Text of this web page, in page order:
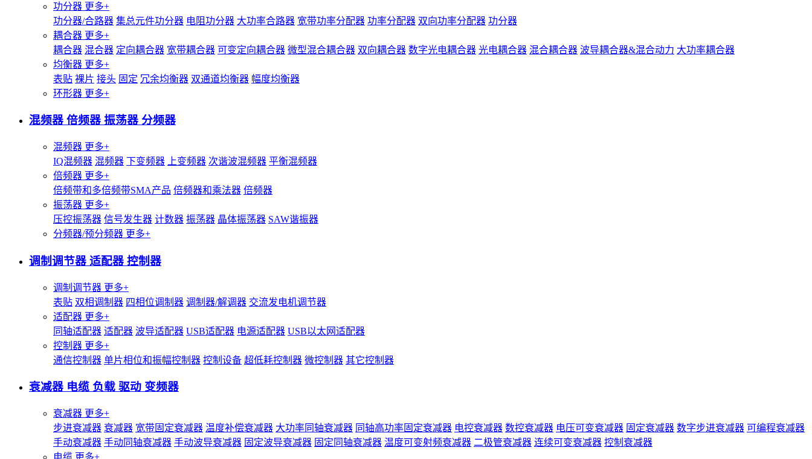
功分器 更多+
功分器/合路器 集总元件功分器 电阻功分器 大功率合路器 宽带功率分配器 功率分配器 双向功率分配器 功分器
耦合器 更多+
耦合器 混合器 定向耦合器 宽带耦合器 可变定向耦合器 微型混合耦合器 双向耦合器 数字光电耦合器 光电耦合器 混合耦合器 波导耦合器&混合动力 大功率耦合器
均衡器 更多+
表贴 裸片 接头 固定 冗余均衡器 双通道均衡器 幅度均衡器
环形器 更多+
混频器 倍频器 振荡器 分频器
混频器 更多+
IQ混频器 混频器 下变频器 上变频器 次谐波混频器 平衡混频器
倍频器 更多+
倍频带和多倍频带SMA产品 倍频器和乘法器 倍频器
振荡器 更多+
压控振荡器 信号发生器 计数器 振荡器 晶体振荡器 SAW谐振器
分频器/预分频器 更多+
调制调节器 适配器 控制器
调制调节器 更多+
表贴 双相调制器 四相位调制器 调制器/解调器 交流发电机调节器
适配器 更多+
同轴适配器 适配器 波导适配器 USB适配器 电源适配器 USB以太网适配器
控制器 更多+
通信控制器 单片相位和振幅控制器 控制设备 超低耗控制器 微控制器 其它控制器
衰减器 电缆 负载 驱动 变频器
衰减器 更多+
步进衰减器 衰减器 宽带固定衰减器 温度补偿衰减器 大功率同轴衰减器 同轴高功率固定衰减器 电控衰减器 数控衰减器 电压可变衰减器 固定衰减器 数字步进衰减器 可编程衰减器
手动衰减器 手动同轴衰减器 手动波导衰减器 固定波导衰减器 固定同轴衰减器 温度可变射频衰减器 二极管衰减器 连续可变衰减器 控制衰减器
电缆 更多+